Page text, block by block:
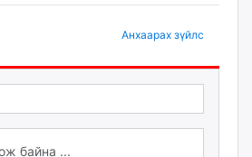
Анхаарах зүйлс